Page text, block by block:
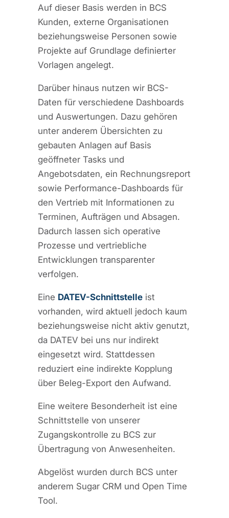
Auf dieser Basis werden in BCS
Kunden, externe Organisationen
beziehungsweise Personen sowie
Projekte auf Grundlage definierter
Vorlagen angelegt.
Darüber hinaus nutzen wir BCS-
Daten für verschiedene Dashboards
und Auswertungen. Dazu gehören
unter anderem Übersichten zu
gebauten Anlagen auf Basis
geöffneter Tasks und
Angebotsdaten, ein Rechnungsreport
sowie Performance-Dashboards für
den Vertrieb mit Informationen zu
Terminen, Aufträgen und Absagen.
Dadurch lassen sich operative
Prozesse und vertriebliche
Entwicklungen transparenter
verfolgen.
Eine DATEV-Schnittstelle ist
vorhanden, wird aktuell jedoch kaum
beziehungsweise nicht aktiv genutzt,
da DATEV bei uns nur indirekt
eingesetzt wird. Stattdessen
reduziert eine indirekte Kopplung
über Beleg-Export den Aufwand.
Eine weitere Besonderheit ist eine
Schnittstelle von unserer
Zugangskontrolle zu BCS zur
Übertragung von Anwesenheiten.
Abgelöst wurden durch BCS unter
anderem Sugar CRM und Open Time
Tool.